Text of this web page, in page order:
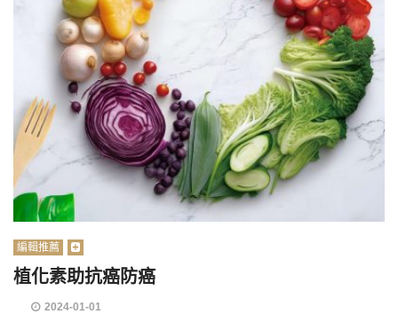
編輯推薦
植化素助抗癌防癌
2024-01-01